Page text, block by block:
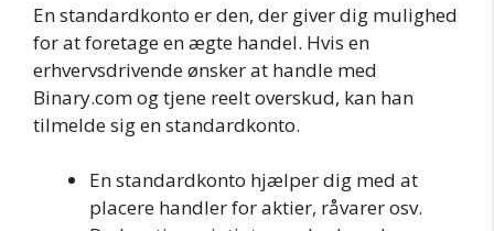
En standardkonto er den, der giver dig mulighed
for at foretage en ægte handel. Hvis en
erhvervsdrivende ønsker at handle med
Binary.com og tjene reelt overskud, kan han
tilmelde sig en standardkonto.
En standardkonto hjælper dig med at
placere handler for aktier, råvarer osv.